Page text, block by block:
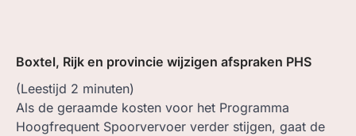
Boxtel, Rijk en provincie wijzigen afspraken PHS
(Leestijd 2 minuten)
Als de geraamde kosten voor het Programma
Hoogfrequent Spoorvervoer verder stijgen, gaat de